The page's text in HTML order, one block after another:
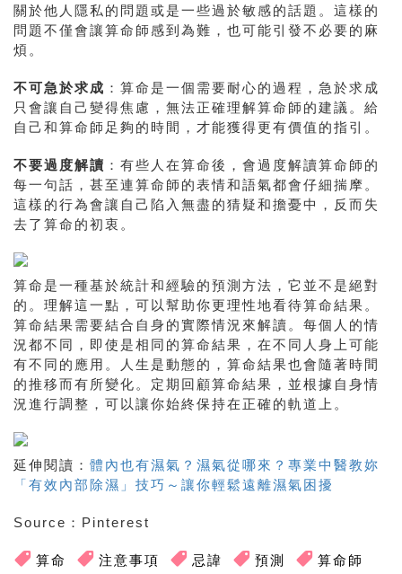
關於他人隱私的問題或是一些過於敏感的話題。這樣的
問題不僅會讓算命師感到為難，也可能引發不必要的麻
煩。
不可急於求成 ：算命是一個需要耐心的過程，急於求成
只會讓自己變得焦慮，無法正確理解算命師的建議。給
自己和算命師足夠的時間，才能獲得更有價值的指引。
不要過度解讀 ：有些人在算命後，會過度解讀算命師的
每一句話，甚至連算命師的表情和語氣都會仔細揣摩。
這樣的行為會讓自己陷入無盡的猜疑和擔憂中，反而失
去了算命的初衷。
算命是一種基於統計和經驗的預測方法，它並不是絕對
的。理解這一點，可以幫助你更理性地看待算命結果。
算命結果需要結合自身的實際情況來解讀。每個人的情
況都不同，即使是相同的算命結果，在不同人身上可能
有不同的應用。人生是動態的，算命結果也會隨著時間
的推移而有所變化。定期回顧算命結果，並根據自身情
況進行調整，可以讓你始終保持在正確的軌道上。
延伸閱讀： 體內也有濕氣？濕氣從哪來？專業中醫教妳
「有效內部除濕」技巧～讓你輕鬆遠離濕氣困擾
Source：Pinterest
算命 注意事項 忌諱 預測 算命師